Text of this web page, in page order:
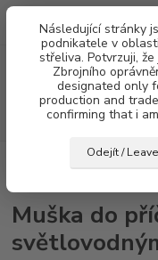
Následující stránky
podnikatele v
střeliva. Potvrzuji,
Zbrojního
designated only
production and
confirming that i
Odejít / Leave
CZ75/CZ85
Muška do